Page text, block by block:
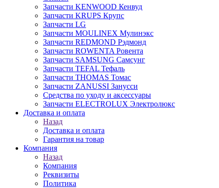
Запчасти KENWOOD Кенвуд
Запчасти KRUPS Крупс
Запчасти LG
Запчасти MOULINEX Мулинэкс
Запчасти REDMOND Рэдмонд
Запчасти ROWENTA Ровента
Запчасти SAMSUNG Самсунг
Запчасти TEFAL Тефаль
Запчасти THOMAS Томас
Запчасти ZANUSSI Занусси
Средства по уходу и аксессуары
Запчасти ELECTROLUX Электролюкс
Доставка и оплата
Назад
Доставка и оплата
Гарантия на товар
Компания
Назад
Компания
Реквизиты
Политика